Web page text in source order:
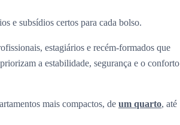
e subsídios certos para cada bolso.
estagiários e recém-formados que
a estabilidade, segurança e o conforto
mais compactos, de um quarto, até